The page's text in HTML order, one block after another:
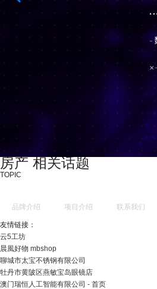
房产 相关话题
TOPIC
品牌介绍 项目介绍 联系我们
友情链接：
云5工坊
晨風好物 mbshop
聊城市太宝不锈钢有限公司
牡丹市黄陂区燕敏宝岛眼镜店
澳门瑞恒人工智能有限公司 - 首页